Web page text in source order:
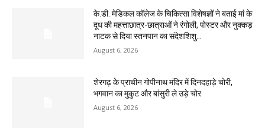
के.डी. मेडिकल कॉलेज के चिकित्सा विशेषज्ञों ने बताई मां के
दूध की महत्ताछात्र-छात्राओं ने रंगोली, पोस्टर और नुक्कड़
नाटक से दिया स्तनपान का संदेशशिशु...
August 6, 2026
शेरगढ़ के प्राचीन गोपीनाथ मंदिर में दिनदहाड़े चोरी,
भगवान का मुकुट और बांसुरी ले उड़े चोर
August 6, 2026